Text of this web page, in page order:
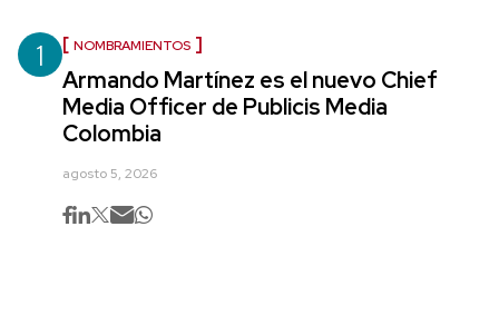
1 NOMBRAMIENTOS
Armando Martínez es el nuevo Chief
Media Officer de Publicis Media
Colombia
agosto 5, 2026